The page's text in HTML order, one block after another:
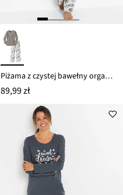
Piżama z czystej bawełny organicznej
89,99 zł